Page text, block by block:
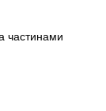
частинами